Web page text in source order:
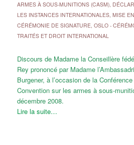
ARMES À SOUS-MUNITIONS (CASM),
LES INSTANCES INTERNATIONALES, MISE
CÉRÉMONIE DE SIGNATURE, OSLO -
TRAITÉS ET DROIT INTERNATIONAL
Discours de Madame la Conseillère
Rey prononcé par Madame
Burgener, à l’occasion de la
Convention sur les armes à sous-
décembre 2008.
Lire la suite…